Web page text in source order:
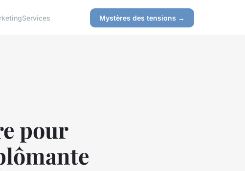
Services Mystères des tensions →
pour